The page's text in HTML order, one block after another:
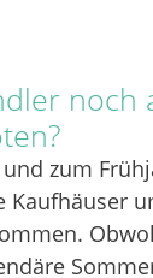
noch
zum
Kaufhäuser